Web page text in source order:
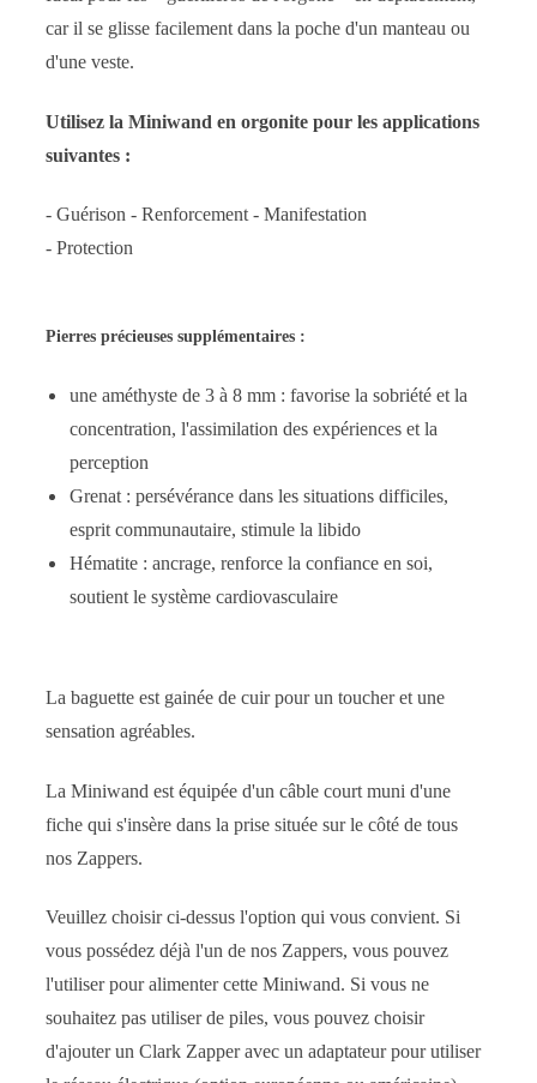
car il se glisse facilement dans la poche d'un manteau ou
d'une veste.
Utilisez la Miniwand en orgonite pour les applications
suivantes :
- Guérison - Renforcement - Manifestation
- Protection
Pierres précieuses supplémentaires :
une améthyste de 3 à 8 mm : favorise la sobriété et la
concentration, l'assimilation des expériences et la
perception
Grenat : persévérance dans les situations difficiles,
esprit communautaire, stimule la libido
Hématite : ancrage, renforce la confiance en soi,
soutient le système cardiovasculaire
La baguette est gainée de cuir pour un toucher et une
sensation agréables.
La Miniwand est équipée d'un câble court muni d'une
fiche qui s'insère dans la prise située sur le côté de tous
nos Zappers.
Veuillez choisir ci-dessus l'option qui vous convient. Si
vous possédez déjà l'un de nos Zappers, vous pouvez
l'utiliser pour alimenter cette Miniwand. Si vous ne
souhaitez pas utiliser de piles, vous pouvez choisir
d'ajouter un Clark Zapper avec un adaptateur pour utiliser